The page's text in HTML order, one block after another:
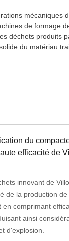
mécaniques
de formage
déchets produits
du matériau
du
efficacité de
innovant de
de la production
en comprimant
ainsi
d'explosion.